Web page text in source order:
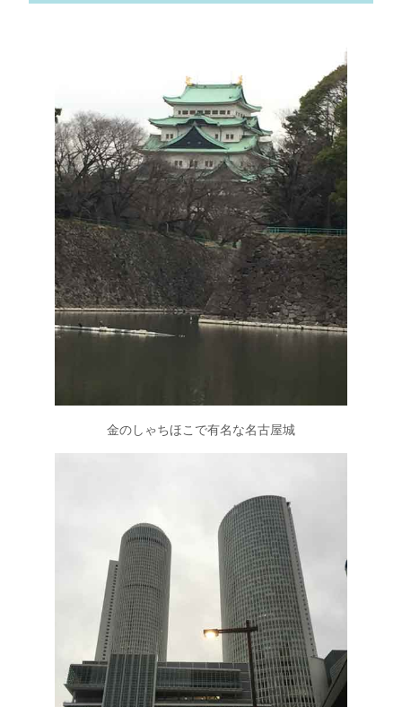
金のしゃちほこで有名な名古屋城